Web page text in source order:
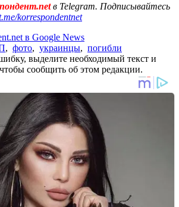
в Telegram. Подписывайтесь
korrespondentnet
в Google News
, фото, украинцы, погибли
выделите необходимый текст и
сообщить об этом редакции.